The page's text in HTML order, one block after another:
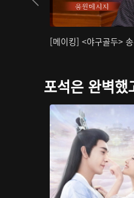
[메이킹] <야구골두>
포석은 완벽